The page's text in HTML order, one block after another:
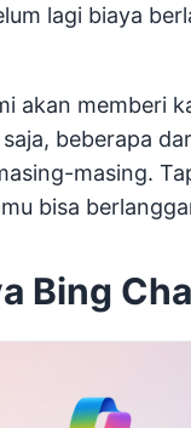
lagi biaya
akan memberi
beberapa
masing.
bisa
Bing